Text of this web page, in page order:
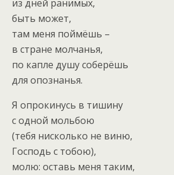
из дней ранимых,
быть может,
там меня поймёшь –
в стране молчанья,
по капле душу соберёшь
для опознанья.
Я опрокинусь в тишину
с одной мольбою
(тебя нисколько не виню,
Господь с тобою),
молю: оставь меня таким,